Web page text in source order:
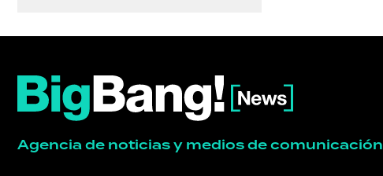
Agencia de noticias y medios de comunicación